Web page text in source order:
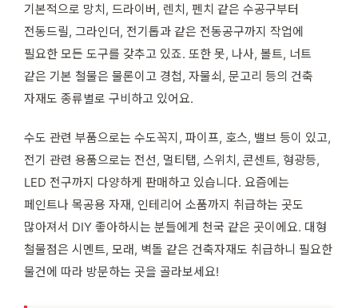
기본적으로 망치, 드라이버, 렌치, 펜치 같은 수공구부터
전동드릴, 그라인더, 전기톱과 같은 전동공구까지 작업에
필요한 모든 도구를 갖추고 있죠. 또한 못, 나사, 볼트, 너트
같은 기본 철물은 물론이고 경첩, 자물쇠, 문고리 등의 건축
자재도 종류별로 구비하고 있어요.
수도 관련 부품으로는 수도꼭지, 파이프, 호스, 밸브 등이 있고,
전기 관련 용품으로는 전선, 멀티탭, 스위치, 콘센트, 형광등,
LED 전구까지 다양하게 판매하고 있습니다. 요즘에는
페인트나 목공용 자재, 인테리어 소품까지 취급하는 곳도
많아져서 DIY 좋아하시는 분들에게 천국 같은 곳이에요. 대형
철물점은 시멘트, 모래, 벽돌 같은 건축자재도 취급하니 필요한
물건에 따라 방문하는 곳을 골라보세요!